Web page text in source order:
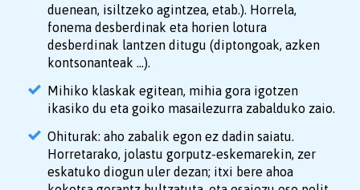
duenean, isiltzeko agintzea, etab.). Horrela,
fonema desberdinak eta horien lotura
desberdinak lantzen ditugu (diptongoak, azken
kontsonanteak …).
Mihiko klaskak egitean, mihia gora igotzen
ikasiko du eta goiko masailezurra zabalduko zaio.
Ohiturak: aho zabalik egon ez dadin saiatu.
Horretarako, jolastu gorputz-eskemarekin, zer
eskatuko diogun uler dezan; itxi bere ahoa